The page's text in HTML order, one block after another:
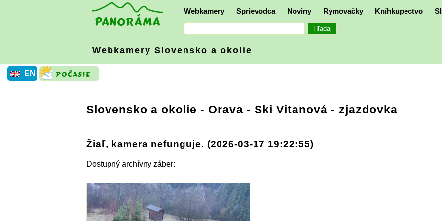
Webkamery Sprievodca Noviny Rýmovačky Kníhkupectvo
Webkamery Slovensko a okolie
EN
Slovensko a okolie - Orava - Ski Vitanová - zjazdovka
Žiaľ, kamera nefunguje. (2026-03-17 19:22:55)
Dostupný archívny záber: